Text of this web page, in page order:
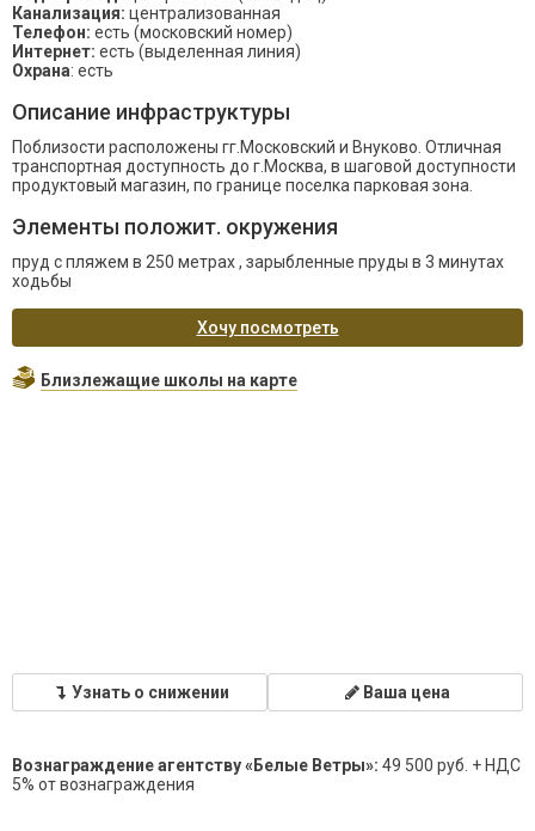
Канализация: централизованная
Телефон: есть (московский номер)
Интернет: есть (выделенная линия)
Охрана: есть
Описание инфраструктуры
Поблизости расположены гг.Московский и Внуково. Отличная
транспортная доступность до г.Москва, в шаговой доступности
продуктовый магазин, по границе поселка парковая зона.
Элементы положит. окружения
пруд с пляжем в 250 метрах , зарыбленные пруды в 3 минутах
ходьбы
Хочу посмотреть
Близлежащие школы на карте
Узнать о снижении Ваша цена
Вознаграждение агентству «Белые Ветры»: 49 500 руб. + НДС
5% от вознаграждения